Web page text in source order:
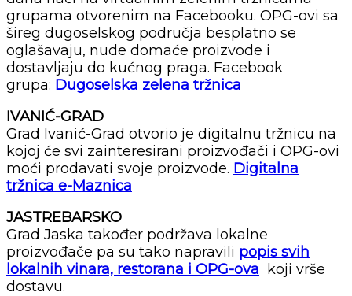
grupama otvorenim na Facebooku. OPG-ovi sa
šireg dugoselskog područja besplatno se
oglašavaju, nude domaće proizvode i
dostavljaju do kućnog praga. Facebook
grupa: Dugoselska zelena tržnica
IVANIĆ-GRAD
Grad Ivanić-Grad otvorio je digitalnu tržnicu na
kojoj će svi zainteresirani proizvođači i OPG-ovi
moći prodavati svoje proizvode. Digitalna
tržnica e-Maznica
JASTREBARSKO
Grad Jaska također podržava lokalne
proizvođače pa su tako napravili popis svih
lokalnih vinara, restorana i OPG-ova koji vrše
dostavu.